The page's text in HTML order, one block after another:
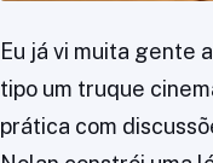
Eu já vi muita gente
tipo um truque
prática com